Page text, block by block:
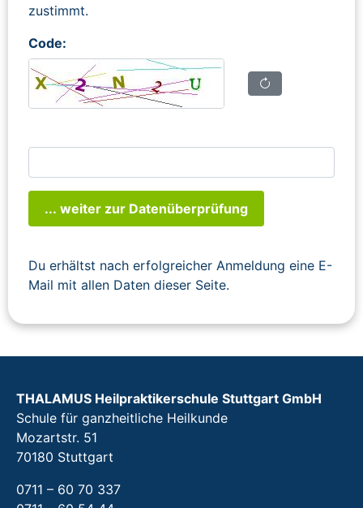
zustimmt.
Code:
... weiter zur Datenüberprüfung
Du erhältst nach erfolgreicher Anmeldung eine E-
Mail mit allen Daten dieser Seite.
THALAMUS Heilpraktikerschule Stuttgart GmbH
Schule für ganzheitliche Heilkunde
Mozartstr. 51
70180 Stuttgart
0711 – 60 70 337